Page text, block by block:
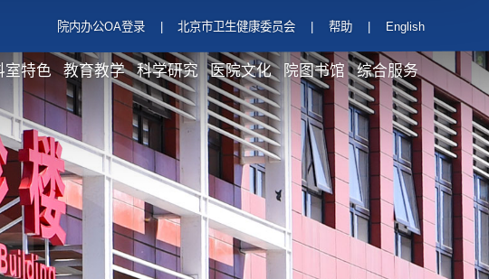
院内办公OA登录 北京市卫生健康委员会 帮助 English
室特色 教育教学 科学研究 医院文化 院图书馆 综合服务